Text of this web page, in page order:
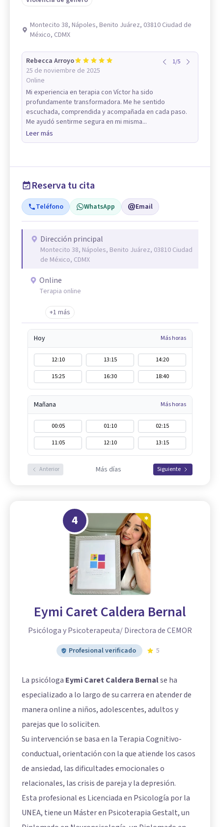
Montecito 38, Nápoles, Benito Juárez, 03810 Ciudad de
México, CDMX
Rebecca Arroyo
25 de noviembre de 2025
Online
1/5
Mi experiencia en terapia con Víctor ha sido
profundamente transformadora. Me he sentido
escuchada, comprendida y acompañada en cada paso.
Me ayudó sentirme segura en mi misma...
Leer más
Reserva tu cita
Teléfono WhatsApp Email
Dirección principal
Montecito 38, Nápoles, Benito Juárez, 03810 Ciudad
de México, CDMX
Online
Terapia online
+1 más
Hoy Más horas
12:10 13:15
14:20
15:25
16:30 18:40
Mañana Más horas
00:05 01:10
02:15
11:05
12:10 13:15
Anterior Más días Siguiente
4
Eymi Caret Caldera Bernal
Psicóloga y Psicoterapeuta/ Directora de CEMOR
Profesional verificado 5
La psicóloga Eymi Caret Caldera Bernalse ha
especializado a lo largo de su carrera en atender de
manera online a niños, adolescentes, adultos y
parejas que lo soliciten.
Su intervención se basa en la Terapia Cognitivo-
conductual, orientación con la que atiende los casos
de ansiedad, las dificultades emocionales o
relacionales, las crisis de pareja y la depresión.
Esta profesional es Licenciada en Psicología por la
UNEA, tiene un Máster en Psicoterapia Gestalt, un